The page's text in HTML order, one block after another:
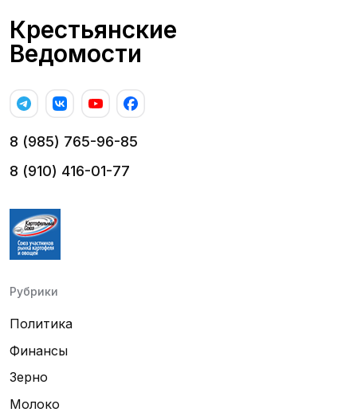
Крестьянские
Ведомости
8 (985) 765-96-85
8 (910) 416-01-77
Рубрики
Политика
Финансы
Зерно
Молоко